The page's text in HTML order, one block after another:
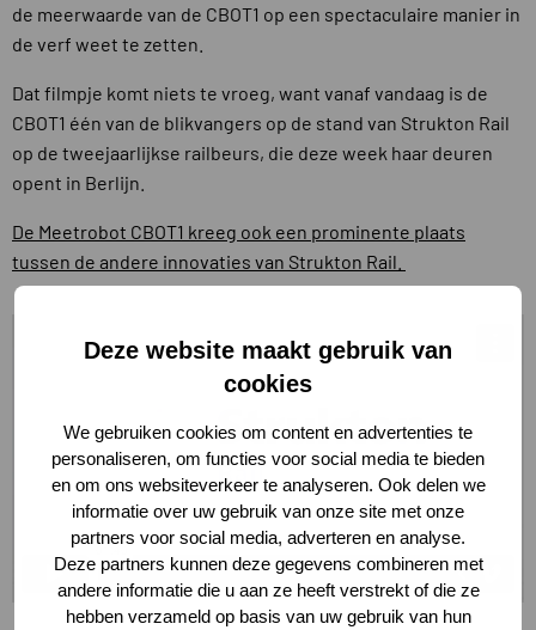
Deze website maakt gebruik van
cookies
We gebruiken cookies om content en advertenties te
personaliseren, om functies voor social media te bieden
en om ons websiteverkeer te analyseren. Ook delen we
informatie over uw gebruik van onze site met onze
partners voor social media, adverteren en analyse.
Deze partners kunnen deze gegevens combineren met
andere informatie die u aan ze heeft verstrekt of die ze
hebben verzameld op basis van uw gebruik van hun
de meerwaarde van de CBOT1 op een spectaculaire manier in
de verf weet te zetten.
Dat filmpje komt niets te vroeg, want vanaf vandaag is de
CBOT1 één van de blikvangers op de stand van Strukton Rail
op de tweejaarlijkse railbeurs, die deze week haar deuren
opent in Berlijn.
De Meetrobot CBOT1 kreeg ook een prominente plaats
tussen de andere innovaties van Strukton Rail.